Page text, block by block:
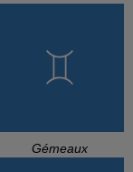
Gémeaux